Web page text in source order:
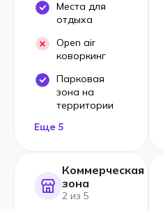
Места для
отдыха
Open air
коворкинг
Парковая
зона на
территории
Еще 5
Коммерческая
зона
2 из 5